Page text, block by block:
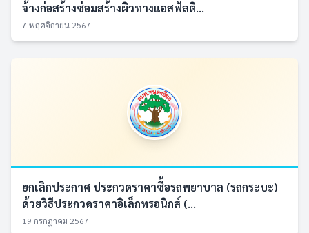
จ้างก่อสร้างซ่อมสร้างผิวทางแอสฟัลติ...
7 พฤศจิกายน 2567
ยกเลิกประกาศ ประกวดราคาซื้อรถพยาบาล (รถกระบะ)
ด้วยวิธีประกวดราคาอิเล็กทรอนิกส์ (...
19 กรกฎาคม 2567